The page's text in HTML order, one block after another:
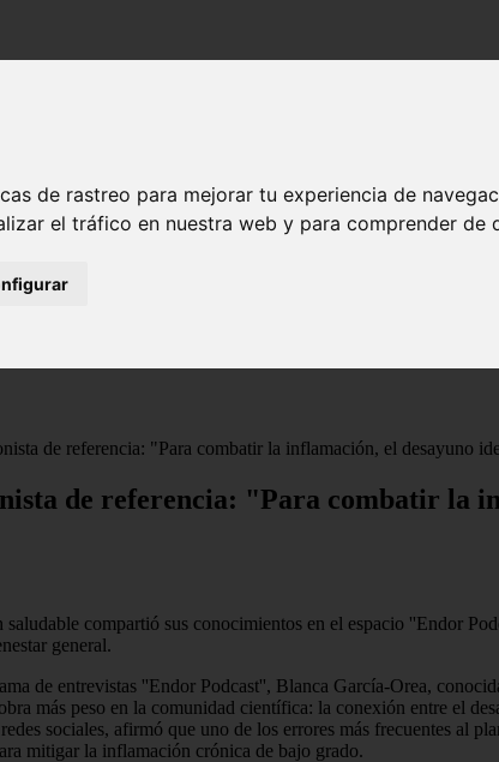
de rastreo para mejorar tu experiencia de
el tráfico en nuestra web y para comprender de
de referencia: "Para combatir la inflamación, el desayuno
de referencia: "Para combatir la
compartió sus conocimientos en el espacio ''Endor
general.
de entrevistas ''Endor Podcast'', Blanca García-Orea,
más peso en la comunidad científica: la conexión entre el
sociales, afirmó que uno de los errores más frecuentes al
mitigar la inflamación crónica de bajo grado.